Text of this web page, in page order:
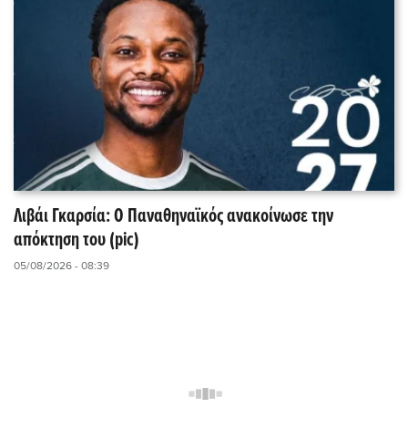
Λιβάι Γκαρσία: O Παναθηναϊκός ανακοίνωσε την
απόκτηση του (pic)
05/08/2026 - 08:39